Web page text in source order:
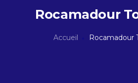
Rocamadour
Accueil Rocamadour